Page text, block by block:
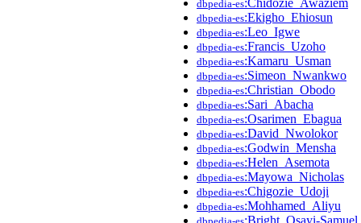
dbpedia-es
dbpedia-es:Ekigho_Ehiosun
dbpedia-es:Leo_Igwe
dbpedia-es:Francis_Uzoho
dbpedia-es:Kamaru_Usman
dbpedia-es:Simeon_Nwankwo
dbpedia-es:Christian_Obodo
dbpedia-es:Sari_Abacha
dbpedia-es:Osarimen_Ebagua
dbpedia-es:David_Nwolokor
dbpedia-es:Godwin_Mensha
dbpedia-es:Helen_Asemota
dbpedia-es:Mayowa_Nicholas
dbpedia-es:Chigozie_Udoji
dbpedia-es:Mohhamed_Aliyu
:Bright_Osayi-Samuel